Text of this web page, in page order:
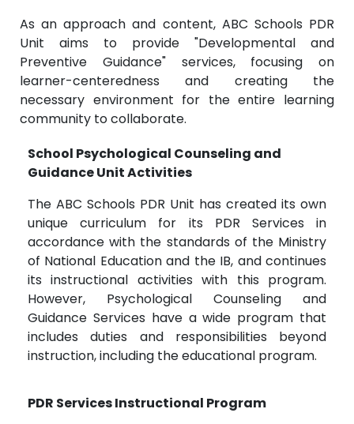
As an approach and content, ABC Schools PDR
Unit aims to provide "Developmental and
Preventive Guidance" services, focusing on
learner-centeredness and creating the
necessary environment for the entire learning
community to collaborate.
School Psychological Counseling and
Guidance Unit Activities
The ABC Schools PDR Unit has created its own
unique curriculum for its PDR Services in
accordance with the standards of the Ministry
of National Education and the IB, and continues
its instructional activities with this program.
However, Psychological Counseling and
Guidance Services have a wide program that
includes duties and responsibilities beyond
instruction, including the educational program.
PDR Services Instructional Program